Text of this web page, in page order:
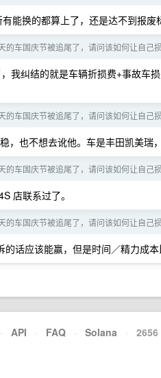
能换的都算上了，还是达不到报废
的车国庆节被追尾了，请问该如何让自己
我纠结的就是车辆折损费+事故车
的车国庆节被追尾了，请问该如何让自己
，也不想去讹他。车是丰田凯美瑞
的车国庆节被追尾了，请问该如何让自己
店联系过了。
的车国庆节被追尾了，请问该如何让自己
话应该能赢，但是时间／精力成本
· API · FAQ · Solana ·